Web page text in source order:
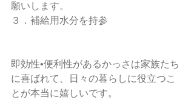
願いします。
３．補給用水分を持参
即効性•便利性があるかっさは家族たち
に喜ばれて、日々の暮らしに役立つこ
とが本当に嬉しいです。